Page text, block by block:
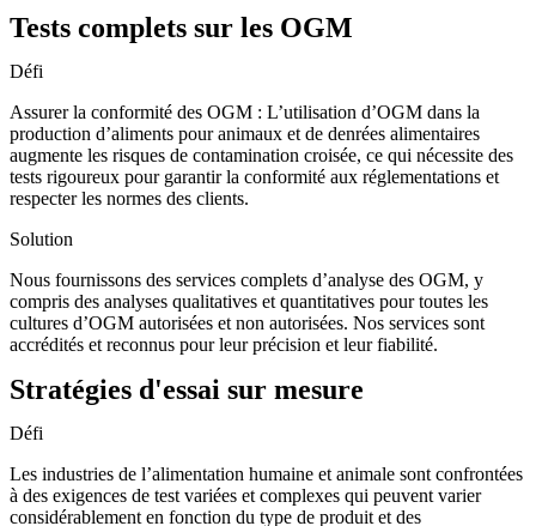
Tests complets sur les OGM
Défi
Assurer la conformité des OGM : L’utilisation d’OGM dans la
production d’aliments pour animaux et de denrées alimentaires
augmente les risques de contamination croisée, ce qui nécessite des
tests rigoureux pour garantir la conformité aux réglementations et
respecter les normes des clients.
Solution
Nous fournissons des services complets d’analyse des OGM, y
compris des analyses qualitatives et quantitatives pour toutes les
cultures d’OGM autorisées et non autorisées. Nos services sont
accrédités et reconnus pour leur précision et leur fiabilité.
Stratégies d'essai sur mesure
Défi
Les industries de l’alimentation humaine et animale sont confrontées
à des exigences de test variées et complexes qui peuvent varier
considérablement en fonction du type de produit et des